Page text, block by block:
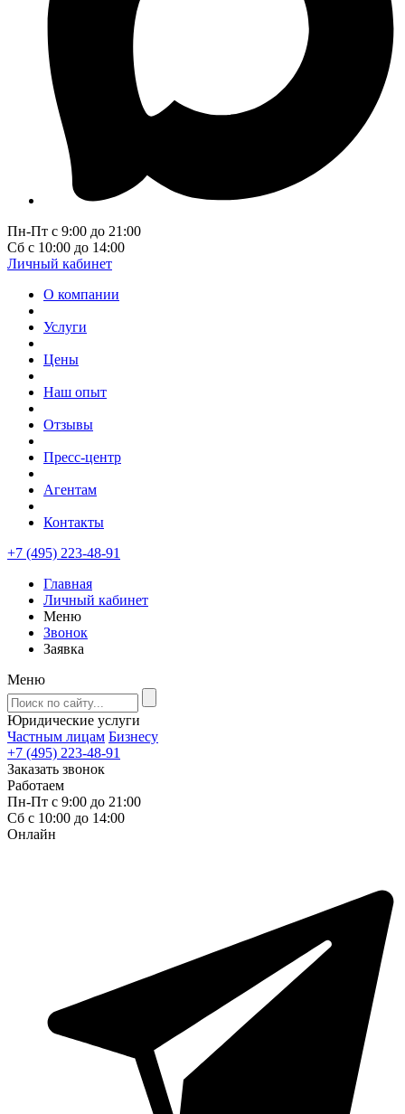
Пн-Пт с 9:00 до 21:00
Сб с 10:00 до 14:00
Личный кабинет
О компании
Услуги
Цены
Наш опыт
Отзывы
Пресс-центр
Агентам
Контакты
+7 (495) 223-48-91
Главная
Личный кабинет
Меню
Звонок
Заявка
Меню
Юридические услуги
Частным лицам Бизнесу
+7 (495) 223-48-91
Заказать звонок
Работаем
Пн-Пт с 9:00 до 21:00
Сб с 10:00 до 14:00
Онлайн